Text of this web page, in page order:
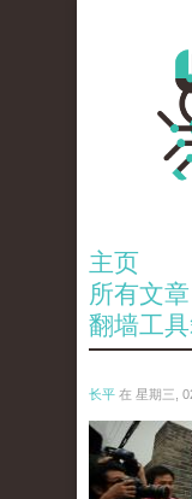
主页
所有文章
翻墙工
长平 在 星期三,
anp-